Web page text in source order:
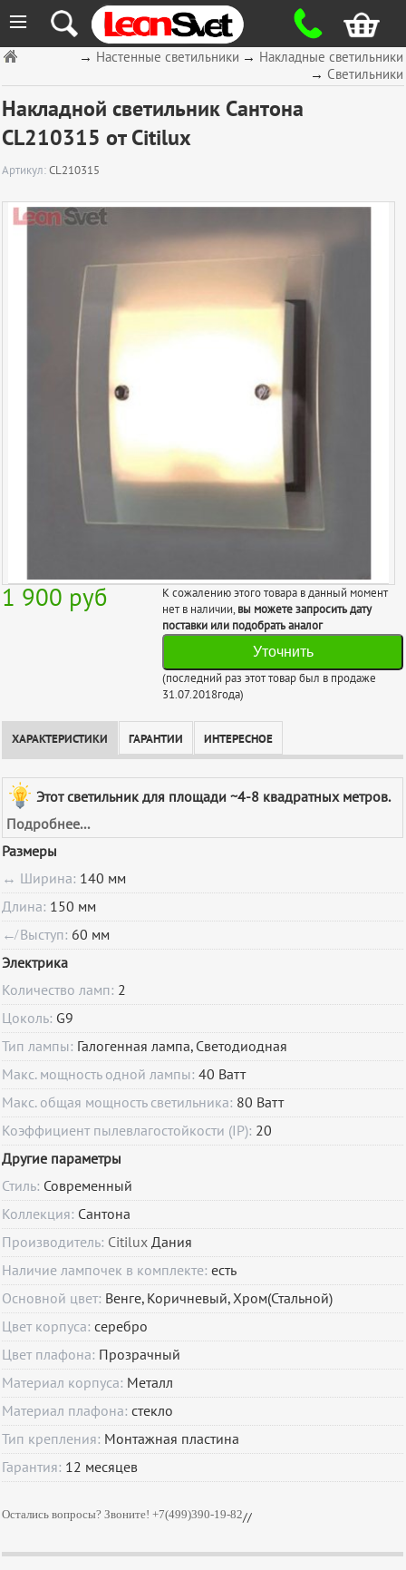
≡
→ Накладные светильники
→ Настенные светильники
→ Светильники
Накладной светильник Сантона
CL210315 от Citilux
Артикул:CL210315
1 900 руб
К сожалению этого товара в данный момент
нет в наличии,вы можете запросить дату
поставки или подобрать аналог
Уточнить
(последний раз этот товар был в продаже
31.07.2018года)
ХАРАКТЕРИСТИКИ ГАРАНТИИ ИНТЕРЕСНОЕ
Этот светильник для площади ~4-8 квадратных метров.
Подробнее...
Размеры
↔ Ширина: 140 мм
Длина: 150 мм
↚ Выступ: 60 мм
Электрика
Количество ламп: 2
Цоколь: G9
Тип лампы: Галогенная лампа, Светодиодная
Макс. мощность одной лампы:40 Ватт
Макс. общая мощность светильника: 80 Ватт
Коэффициент пылевлагостойкости (IP): 20
Другие параметры
Стиль: Современный
Коллекция: Сантона
Производитель: Citilux Дания
Наличие лампочек в комплекте:есть
Основной цвет: Венге, Коричневый, Хром(Стальной)
Цвет корпуса:серебро
Цвет плафона: Прозрачный
Материал корпуса: Металл
Материал плафона:стекло
Тип крепления: Монтажная пластина
Гарантия: 12 месяцев
Остались вопросы? Звоните! +7(499)390-19-82//